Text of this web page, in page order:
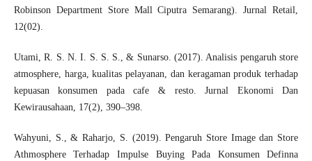
Robinson Department Store Mall Ciputra Semarang). Jurnal Retail,
12(02).
Utami, R. S. N. I. S. S. S., & Sunarso. (2017). Analisis pengaruh store
atmosphere, harga, kualitas pelayanan, dan keragaman produk terhadap
kepuasan konsumen pada cafe & resto. Jurnal Ekonomi Dan
Kewirausahaan, 17(2), 390–398.
Wahyuni, S., & Raharjo, S. (2019). Pengaruh Store Image dan Store
Athmosphere Terhadap Impulse Buying Pada Konsumen Definna